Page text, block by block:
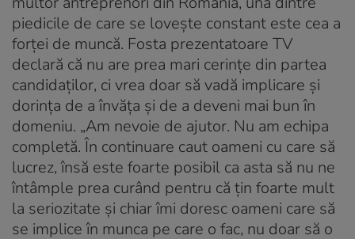
piedicile de care se lovește constant este cea a
forței de muncă. Fosta prezentatoare TV
declară că nu are prea mari cerințe din partea
candidaților, ci vrea doar să vadă implicare și
dorința de a învăța și de a deveni mai bun în
domeniu. „Am nevoie de ajutor. Nu am echipa
completă. În continuare caut oameni cu care să
lucrez, însă este foarte posibil ca asta să nu ne
întâmple prea curând pentru că țin foarte mult
la seriozitate și chiar îmi doresc oameni care să
se implice în munca pe care o fac, nu doar să o